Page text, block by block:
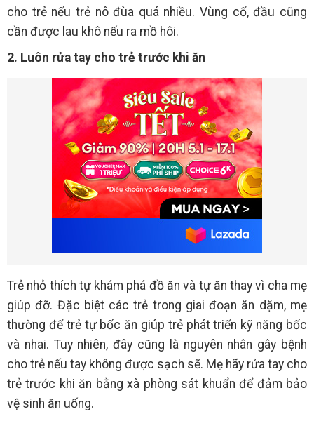
cho trẻ nếu trẻ nô đùa quá nhiều. Vùng cổ, đầu cũng
cần được lau khô nếu ra mồ hôi.
2. Luôn rửa tay cho trẻ trước khi ăn
Trẻ nhỏ thích tự khám phá đồ ăn và tự ăn thay vì cha mẹ
giúp đỡ. Đặc biệt các trẻ trong giai đoạn ăn dặm, mẹ
thường để trẻ tự bốc ăn giúp trẻ phát triển kỹ năng bốc
và nhai. Tuy nhiên, đây cũng là nguyên nhân gây bệnh
cho trẻ nếu tay không được sạch sẽ. Mẹ hãy rửa tay cho
trẻ trước khi ăn bằng xà phòng sát khuẩn để đảm bảo
vệ sinh ăn uống.